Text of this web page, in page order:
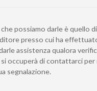
possiamo darle è quello di
presso cui ha
assistenza qualora
occuperà di contattarci per
segnalazione.